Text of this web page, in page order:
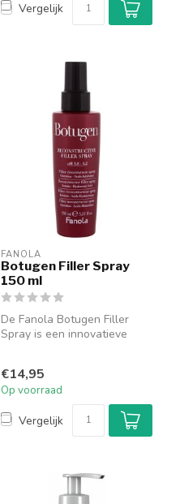
Vergelijk
FANOLA
Botugen Filler Spray
150 ml
De Fanola Botugen Filler
Spray is een innovatieve
€14,95
Op voorraad
Vergelijk